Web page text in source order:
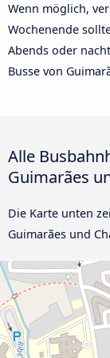
Wenn möglich,
Wochenende
Abends oder
Busse von
Alle
Guimarães
Die Karte unten
Guimarães und